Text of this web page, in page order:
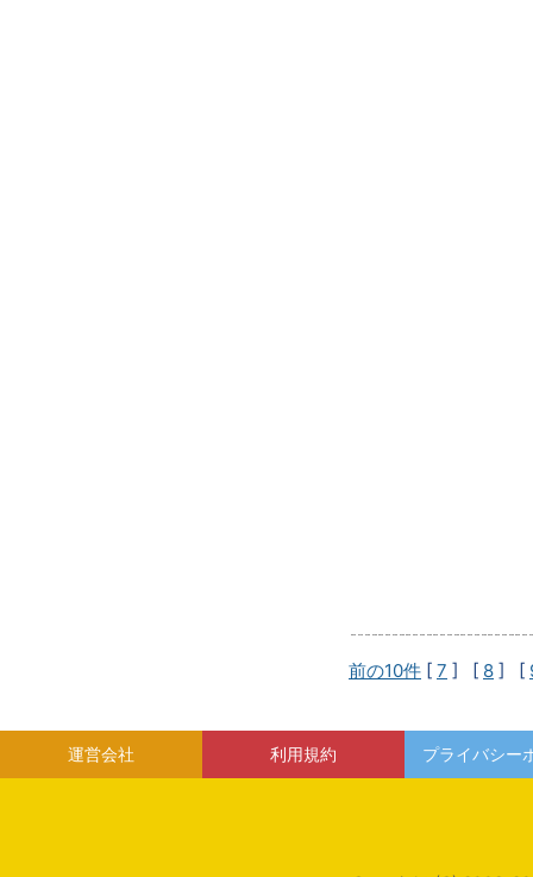
前の10件 [ 7 ] [ 8 ] [
運営会社 利用規約 プライバシー